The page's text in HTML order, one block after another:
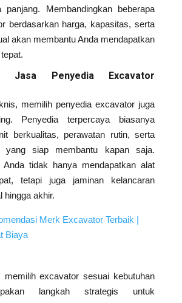
panjang. Membandingkan beberapa
berdasarkan harga, kapasitas, serta
akan membantu Anda mendapatkan
Jasa Penyedia Excavator
memilih penyedia excavator juga
Penyedia terpercaya biasanya
berkualitas, perawatan rutin, serta
yang siap membantu kapan saja.
Anda tidak hanya mendapatkan alat
tetapi juga jaminan kelancaran
hingga akhir.
Merk Excavator Terbaik |
Biaya
memilih excavator sesuai kebutuhan
langkah strategis untuk